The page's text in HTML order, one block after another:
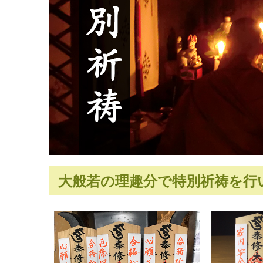
大般若の理趣分で特別祈祷を行